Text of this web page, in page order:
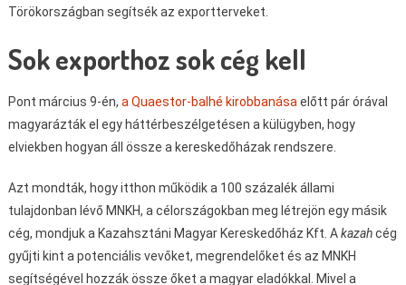
Törökországban segítsék az exportterveket.
Sok exporthoz sok cég kell
Pont március 9-én, a Quaestor-balhé kirobbanása előtt pár órával
magyarázták el egy háttérbeszélgetésen a külügyben, hogy
elviekben hogyan áll össze a kereskedőházak rendszere.
Azt mondták, hogy itthon működik a 100 százalék állami
tulajdonban lévő MNKH, a célországokban meg létrejön egy másik
cég, mondjuk a Kazahsztáni Magyar Kereskedőház Kft. Akazahcég
gyűjti kint a potenciális vevőket, megrendelőket és az MNKH
segítségével hozzák össze őket a magyar eladókkal. Mivel a